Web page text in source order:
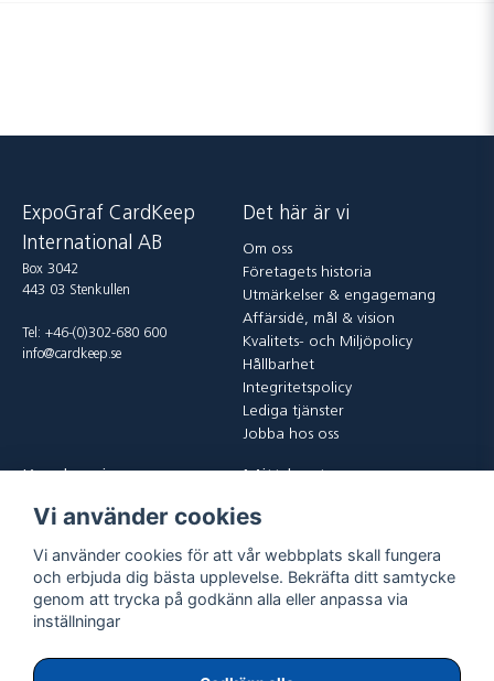
ExpoGraf CardKeep
International AB
Box 3042
443 03 Stenkullen
Tel: +46-(0)302-680 600
info@cardkeep.se
Det här är vi
Om oss
Företagets historia
Utmärkelser & engagemang
Affärsidé, mål & vision
Kvalitets- och Miljöpolicy
Hållbarhet
Integritetspolicy
Lediga tjänster
Jobba hos oss
Kontakta oss
Vanliga frågor
Returer
Logga in
Glömt lösenord?
Vi använder cookies
Vi använder cookies för att vår webbplats skall fungera
och erbjuda dig bästa upplevelse. Bekräfta ditt samtycke
genom att trycka på godkänn alla eller anpassa via
inställningar